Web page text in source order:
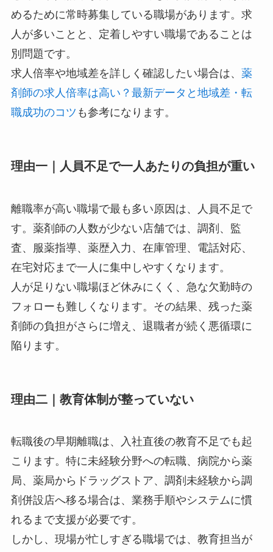
めるために常時募集している職場があります。求
人が多いことと、定着しやすい職場であることは
別問題です。
求人倍率や地域差を詳しく確認したい場合は、 薬
剤師の求人倍率は高い？最新データと地域差・転
職成功のコツ も参考になります。
理由一｜人員不足で一人あたりの負担が重い
離職率が高い職場で最も多い原因は、人員不足で
す。薬剤師の人数が少ない店舗では、調剤、監
査、服薬指導、薬歴入力、在庫管理、電話対応、
在宅対応まで一人に集中しやすくなります。
人が足りない職場ほど休みにくく、急な欠勤時の
フォローも難しくなります。その結果、残った薬
剤師の負担がさらに増え、退職者が続く悪循環に
陥ります。
理由二｜教育体制が整っていない
転職後の早期離職は、入社直後の教育不足でも起
こります。特に未経験分野への転職、病院から薬
局、薬局からドラッグストア、調剤未経験から調
剤併設店へ移る場合は、業務手順やシステムに慣
れるまで支援が必要です。
しかし、現場が忙しすぎる職場では、教育担当が